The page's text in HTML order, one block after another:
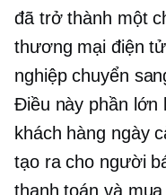
đã trở thành một
thương mại điện
nghiệp chuyển
Điều này phần lớn
khách hàng ngày
tạo ra cho người
thanh toán và